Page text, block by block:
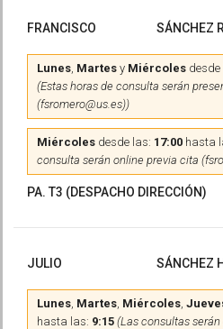
FRANCISCO SÁNCHEZ
Lunes, Martes y Miércoles desde
(Estas horas de consulta serán
(fsromero@us.es))
Miércoles desde las: 17:00 hasta
consulta serán online previa cita
PA. T3 (DESPACHO DIRECCIÓN)
JULIO SÁNCHEZ
Lunes, Martes, Miércoles,
hasta las: 9:15 (Las consultas